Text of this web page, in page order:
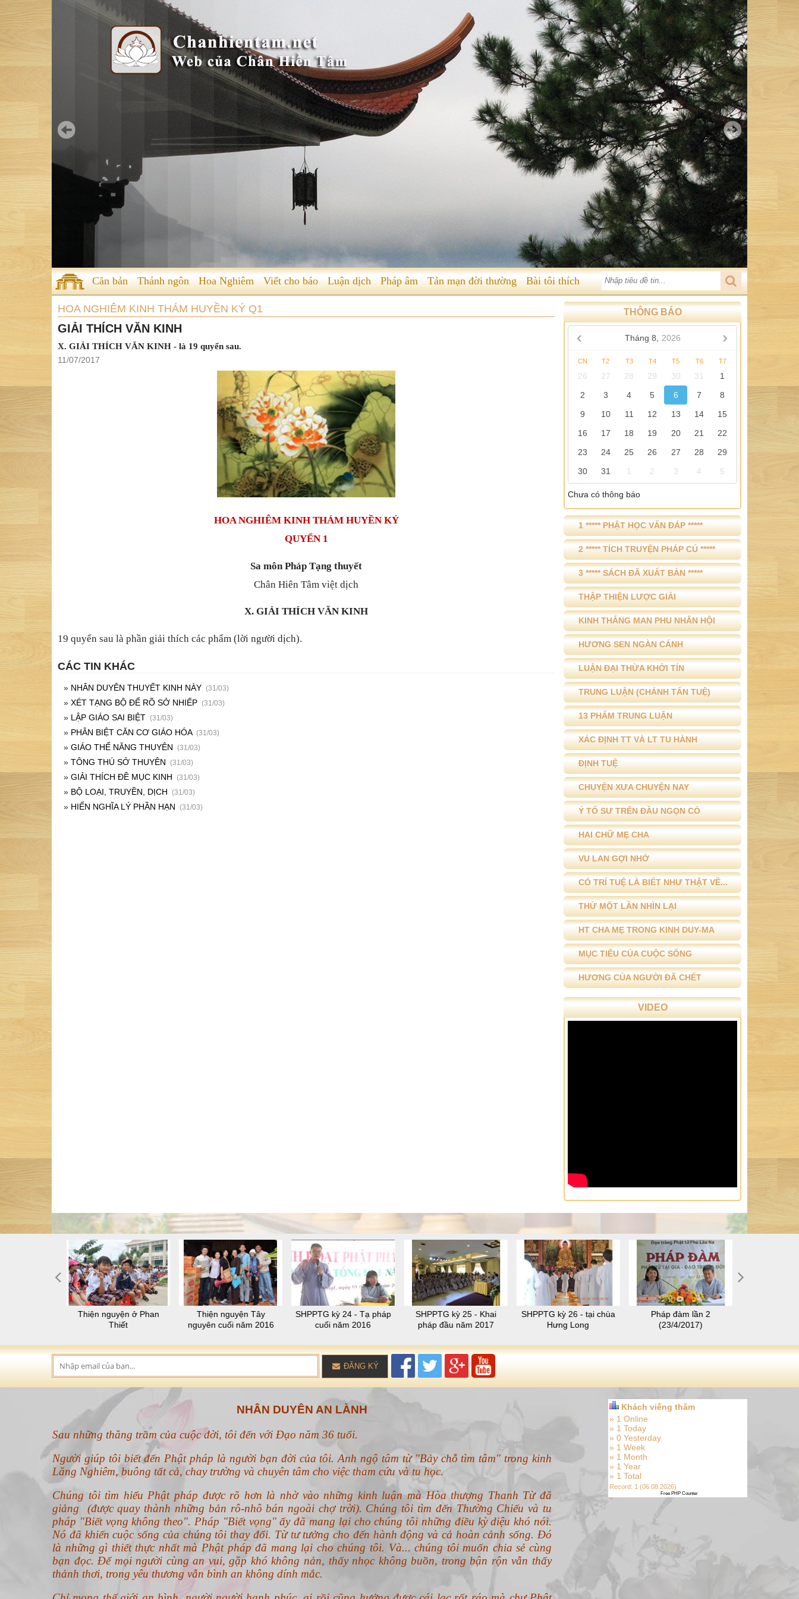
Căn bản Thánh ngôn Hoa Nghiêm Viết cho báo Luận dịch Pháp âm Tản mạn đời thường Bài tôi thích
HOA NGHIÊM KINH THÁM HUYỀN KÝ Q1
GIẢI THÍCH VĂN KINH
X. GIẢI THÍCH VĂN KINH - là 19 quyển sau.
11/07/2017
HOA NGHIÊM KINH THÁM HUYỀN KÝ
QUYỂN 1
Sa môn Pháp Tạng thuyết
Chân Hiên Tâm việt dịch
X. GIẢI THÍCH VĂN KINH
19 quyển sau là phần giải thích các phẩm (lời người dịch).
CÁC TIN KHÁC
» NHÂN DUYÊN THUYẾT KINH NÀY (31/03)
» XÉT TẠNG BỘ ĐỂ RÕ SỞ NHIẾP (31/03)
» LẬP GIÁO SAI BIỆT (31/03)
» PHÂN BIỆT CĂN CƠ GIÁO HÓA (31/03)
» GIÁO THỂ NĂNG THUYÊN (31/03)
» TÔNG THÚ SỞ THUYÊN (31/03)
» GIẢI THÍCH ĐỀ MỤC KINH (31/03)
» BỘ LOẠI, TRUYỀN, DỊCH (31/03)
» HIỂN NGHĨA LÝ PHẦN HẠN (31/03)
THÔNG BÁO
Tháng 8, 2026
CN T2 T3 T4 T5 T6 T7
26 27 28 29 30 31
1
2
3 4 5 6 7
8
9
10 11 12 13 14
15
16
17 18 19 20 21
22
23
24 25 26 27 28
29
30
31 1 2 3 4 5
Chưa có thông báo
1 ***** PHẬT HỌC VẤN ĐÁP *****
2 ***** TÍCH TRUYỆN PHÁP CÚ *****
3 ***** SÁCH ĐÃ XUẤT BẢN *****
THẬP THIỆN LƯỢC GIẢI
KINH THẮNG MAN PHU NHÂN HỘI
HƯƠNG SEN NGÀN CÁNH
LUẬN ĐẠI THỪA KHỞI TÍN
TRUNG LUẬN (CHÁNH TẤN TUỆ)
13 PHẨM TRUNG LUẬN
XÁC ĐỊNH TT VÀ LT TU HÀNH
ĐỊNH TUỆ
CHUYỆN XƯA CHUYỆN NAY
Ý TỔ SƯ TRÊN ĐẦU NGỌN CỎ
HAI CHỮ MẸ CHA
VU LAN GỢI NHỚ
CÓ TRÍ TUỆ LÀ BIẾT NHƯ THẬT VỀ...
THỬ MỘT LẦN NHÌN LẠI
HT CHA MẸ TRONG KINH DUY-MA
MỤC TIÊU CỦA CUỘC SỐNG
HƯƠNG CỦA NGƯỜI ĐÃ CHẾT
VIDEO
Thiện nguyện ở Phan
Thiết
Thiện nguyện Tây
nguyên cuối năm 2016
SHPPTG kỳ 24 - Tạ pháp
cuối năm 2016
SHPPTG kỳ 25 - Khai
pháp đầu năm 2017
SHPPTG kỳ 26 - tại chùa
Hưng Long
Pháp đàm lần 2
(23/4/2017)
ĐĂNG KÝ
NHÂN DUYÊN AN LÀNH
Sau những thăng trầm của cuộc đời, tôi đến với Đạo năm 36 tuổi.
Người giúp tôi biết đến Phật pháp là người bạn đời của tôi. Anh ngộ tâm từ "Bảy chỗ tìm tâm" trong kinh
Lăng Nghiêm, buông tất cả, chay trường và chuyên tâm cho việc tham cứu và tu học.
Chúng tôi tìm hiểu Phật pháp được rõ hơn là nhờ vào những kinh luận mà Hòa thượng Thanh Từ đã
giảng (được quay thành những bản rô-nhô bán ngoài chợ trời). Chúng tôi tìm đến Thường Chiếu và tu
pháp "Biết vọng không theo". Pháp "Biết vọng" ấy đã mang lại cho chúng tôi những điều kỳ diệu khó nói.
Nó đã khiến cuộc sống của chúng tôi thay đổi. Từ tư tưởng cho đến hành động và cả hoàn cảnh sống. Đó
là những gì thiết thực nhất mà Phật pháp đã mang lại cho chúng tôi. Và... chúng tôi muốn chia sẻ cùng
bạn đọc. Để mọi người cùng an vui, gặp khó không nản, thấy nhọc không buồn, trong bận rộn vẫn thấy
thảnh thơi, trong yêu thương vẫn bình an không dính mắc.
Khách viếng thăm
» 1 Online
» 1 Today
» 0 Yesterday
» 1 Week
» 1 Month
» 1 Year
» 1 Total
Record: 1 (06.08.2026)
Free PHP Counter